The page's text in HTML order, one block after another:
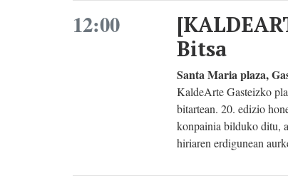
12:00
Bitsa
Santa Maria plaza,
KaldeArte Gasteizko
bitartean. 20. edizio
konpainia bilduko ditu,
hiriaren erdigunean